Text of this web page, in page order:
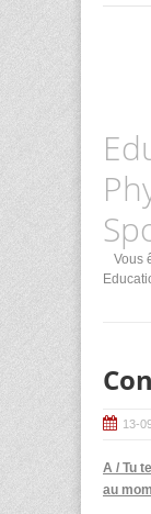
Vous
13-
A / Tu
au